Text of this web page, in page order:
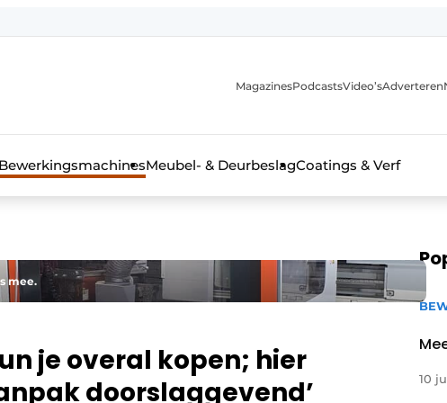
MagazinesPodcastsVideo’sAdverteren
BewerkingsmachinesMeubel- & DeurbeslagCoatings & Verf
mee.
je overal kopen; hier
doorslaggevend’
10